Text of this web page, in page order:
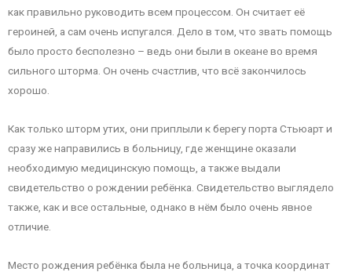
как правильно руководить всем процессом. Он считает её
героиней, а сам очень испугался. Дело в том, что звать помощь
было просто бесполезно – ведь они были в океане во время
сильного шторма. Он очень счастлив, что всё закончилось
хорошо.
Как только шторм утих, они приплыли к берегу порта Стьюарт и
сразу же направились в больницу, где женщине оказали
необходимую медицинскую помощь, а также выдали
свидетельство о рождении ребёнка. Свидетельство выглядело
также, как и все остальные, однако в нём было очень явное
отличие.
Место рождения ребёнка была не больница, а точка координат